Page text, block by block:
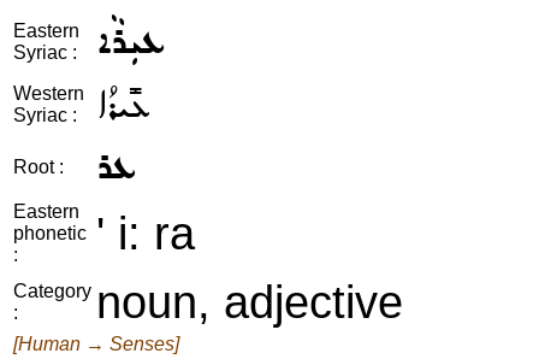
Eastern
Syriac :
ܥܝܼܪܵܐ
Western
Syriac :
ܥܺܝܪܳܐ
Root : ܥܪ
Eastern
phonetic
:
' i: ra
Category
:
noun, adjective
[Human → Senses]